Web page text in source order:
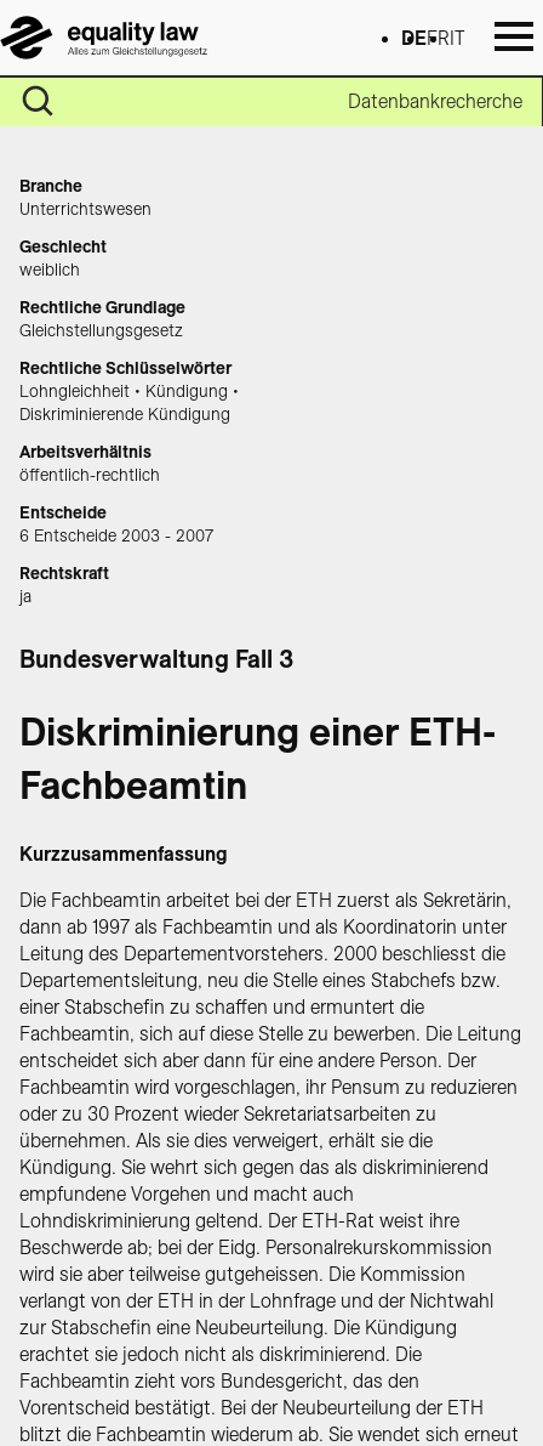
DEFR IT
Datenbankrecherche
Branche
Unterrichtswesen
Geschlecht
weiblich
Rechtliche Grundlage
Gleichstellungsgesetz
Rechtliche Schlüsselwörter
Lohngleichheit • Kündigung •
Diskriminierende Kündigung
Arbeitsverhältnis
öffentlich-rechtlich
Entscheide
6 Entscheide 2003 - 2007
Rechtskraft
ja
Bundesverwaltung Fall 3
Diskriminierung einer ETH-
Fachbeamtin
Kurzzusammenfassung
Die Fachbeamtin arbeitet bei der ETH zuerst als Sekretärin,
dann ab 1997 als Fachbeamtin und als Koordinatorin unter
Leitung des Departementvorstehers. 2000 beschliesst die
Departementsleitung, neu die Stelle eines Stabchefs bzw.
einer Stabschefin zu schaffen und ermuntert die
Fachbeamtin, sich auf diese Stelle zu bewerben. Die Leitung
entscheidet sich aber dann für eine andere Person. Der
Fachbeamtin wird vorgeschlagen, ihr Pensum zu reduzieren
oder zu 30 Prozent wieder Sekretariatsarbeiten zu
übernehmen. Als sie dies verweigert, erhält sie die
Kündigung. Sie wehrt sich gegen das als diskriminierend
empfundene Vorgehen und macht auch
Lohndiskriminierung geltend. Der ETH-Rat weist ihre
Beschwerde ab; bei der Eidg. Personalrekurskommission
wird sie aber teilweise gutgeheissen. Die Kommission
verlangt von der ETH in der Lohnfrage und der Nichtwahl
zur Stabschefin eine Neubeurteilung. Die Kündigung
erachtet sie jedoch nicht als diskriminierend. Die
Fachbeamtin zieht vors Bundesgericht, das den
Vorentscheid bestätigt. Bei der Neubeurteilung der ETH
blitzt die Fachbeamtin wiederum ab. Sie wendet sich erneut